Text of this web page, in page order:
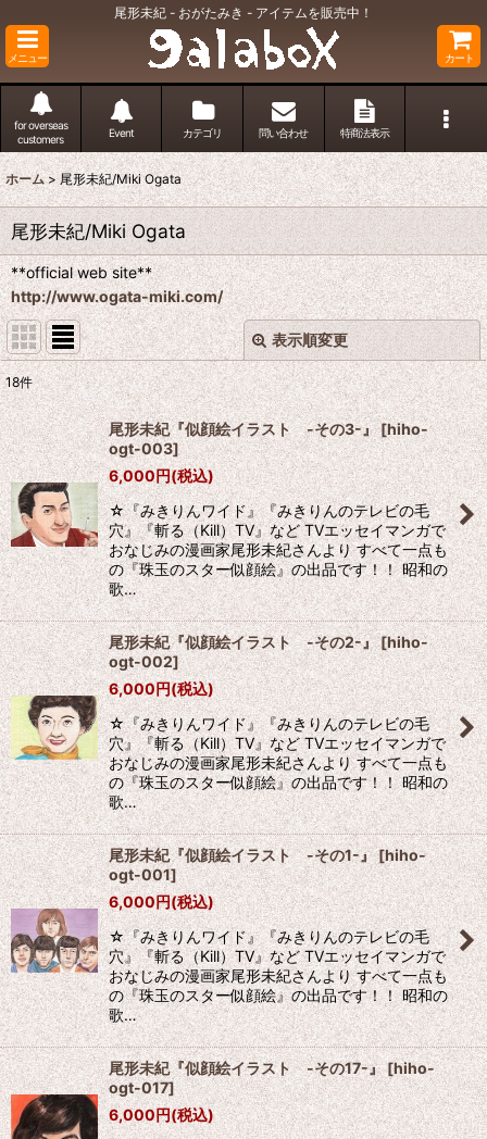
尾形未紀 - おがたみき - アイテムを販売中！
メニュー カート
for overseas
customers
Event カテゴリ 問い合わせ 特商法表示
ホーム > 尾形未紀/Miki Ogata
尾形未紀/Miki Ogata
**official web site**
http://www.ogata-miki.com/
表示順変更
表示数:
並び順:
絞り込む
閉じる
18件
尾形未紀『似顔絵イラスト -その3-』[hiho-
ogt-003]
6,000円(税込)
☆『みきりんワイド』『みきりんのテレビの毛
穴』『斬る（Kill）TV』など TVエッセイマンガで
おなじみの漫画家尾形未紀さんより すべて一点も
の『珠玉のスター似顔絵』の出品です！！ 昭和の
歌…
尾形未紀『似顔絵イラスト -その2-』 [hiho-
ogt-002]
6,000円(税込)
☆『みきりんワイド』『みきりんのテレビの毛
穴』『斬る（Kill）TV』など TVエッセイマンガで
おなじみの漫画家尾形未紀さんより すべて一点も
の『珠玉のスター似顔絵』の出品です！！ 昭和の
歌…
尾形未紀『似顔絵イラスト -その1-』[hiho-
ogt-001]
6,000円(税込)
☆『みきりんワイド』『みきりんのテレビの毛
穴』『斬る（Kill）TV』など TVエッセイマンガで
おなじみの漫画家尾形未紀さんより すべて一点も
の『珠玉のスター似顔絵』の出品です！！ 昭和の
歌…
尾形未紀『似顔絵イラスト -その17-』[hiho-
ogt-017]
6,000円(税込)